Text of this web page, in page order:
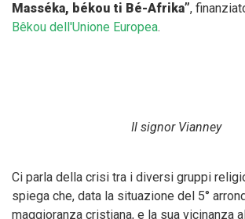
Masséka, békou ti Bé-Afrika”,
Bêkou dell'Unione Europea.
Il signor Vianney
Ci parla della crisi tra i diversi gruppi
spiega che, data la situazione del 5°
maggioranza cristiana, e la sua vicinanza